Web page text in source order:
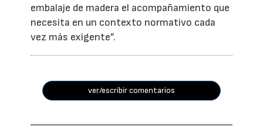
embalaje de madera el acompañamiento que
necesita en un contexto normativo cada
vez más exigente”.
ver/escribir comentarios